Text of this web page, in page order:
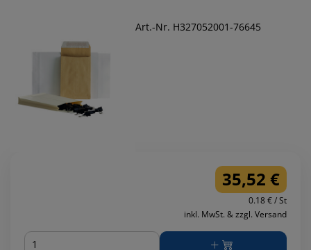
Art.-Nr. H327052001-76645
35,52 €
0.18 € / St
inkl. MwSt. & zzgl. Versand
Menge